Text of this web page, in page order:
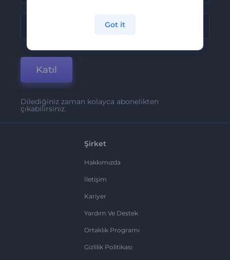
Katıl
Dilediğiniz zaman kolayca abonelikten
çıkabilirsiniz.
Şirket
Hakkımızda
İletişim
Kariyer
Yardım Ve Destek
Ortaklık Programı
Gizlilik Politikası
Got it